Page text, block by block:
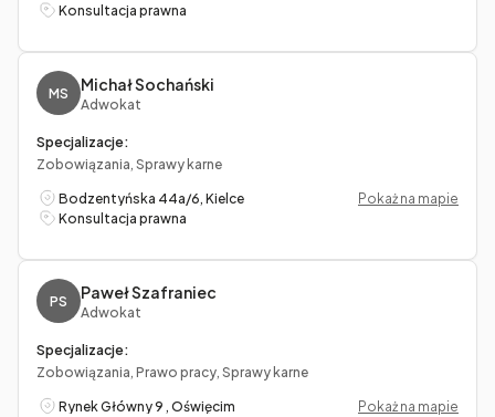
Konsultacja prawna
MS Michał Sochański
Adwokat
Specjalizacje:
Zobowiązania, Sprawy karne
Bodzentyńska 44a/6, Kielce
Pokaż na mapie
Konsultacja prawna
PS Paweł Szafraniec
Adwokat
Specjalizacje:
Zobowiązania, Prawo pracy, Sprawy karne
Rynek Główny 9 , Oświęcim
Pokaż na mapie